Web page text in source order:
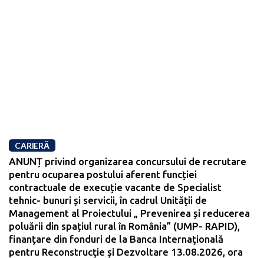
CARIERĂ
ANUNȚ privind organizarea concursului de recrutare
pentru ocuparea postului aferent funcției
contractuale de execuție vacante de Specialist
tehnic- bunuri și servicii, în cadrul Unității de
Management al Proiectului „ Prevenirea și reducerea
poluării din spațiul rural în România” (UMP- RAPID),
finanțare din fonduri de la Banca Internaţională
pentru Reconstrucţie şi Dezvoltare 13.08.2026, ora